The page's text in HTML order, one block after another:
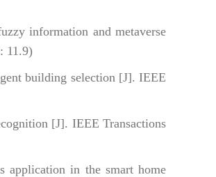
information and metaverse
11.9)
building selection [J]. IEEE
[J]. IEEE Transactions
application in the smart home